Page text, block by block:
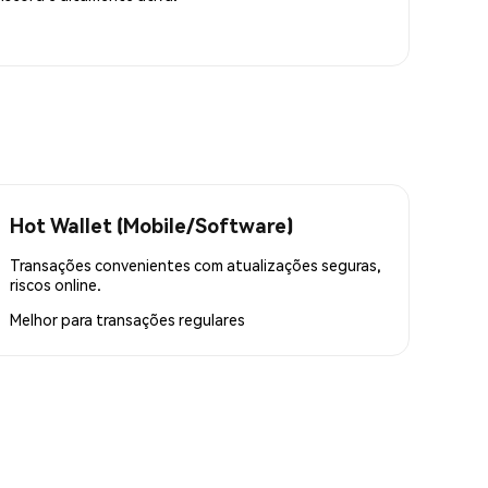
Hot Wallet (Mobile/Software)
Transações convenientes com atualizações seguras,
riscos online.
Melhor para transações regulares